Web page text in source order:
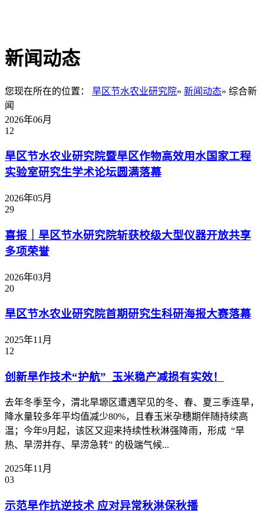
新闻动态
您现在所在的位置： 旱区节水农业研究院» 新闻动态» 综合新
闻
2026年06月
12
旱区节水农业研究院暨旱区作物高效用水国家工程
实验室研究生学术论坛圆满落幕
2026年05月
29
喜报｜旱区节水研究院斩获校级大型仪器开放共享
多项荣誉
2026年03月
20
旱区节水农业研究院首期研究生科研海报大赛落幕
2025年11月
12
创新旱作技术“护航” 玉米稳产减损有实效！
去年冬季至今，渭北旱塬区遭遇罕见的冬、春、夏三季连旱，
降水量较多年平均值减少80%，且春玉米孕穗期伴随持续高
温；今年9月起，该区又迎来持续性秋淋强降雨，形成 “旱
热、旱涝并存、旱涝急转” 的极端气候...
2025年11月
03
示范旱作抗逆技术 应对异常秋淋保秋播